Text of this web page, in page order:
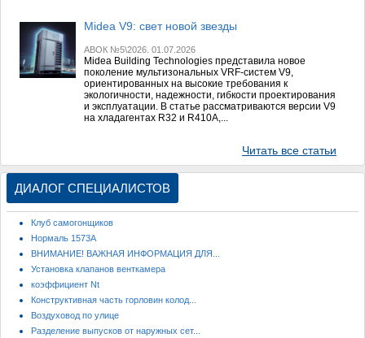
Midea V9: свет новой звезды
АВОК №5\2026. 01.07.2026
Midea Building Technologies представила новое
поколение мультизональных VRF-систем V9,
ориентированных на высокие требования к
экологичности, надежности, гибкости проектирования
и эксплуатации. В статье рассматриваются версии V9
на хладагентах R32 и R410A,...
Читать все статьи
ДИАЛОГ СПЕЦИАЛИСТОВ
Клуб самогонщиков
Нормаль 1573А
ВНИМАНИЕ! ВАЖНАЯ ИНФОРМАЦИЯ ДЛЯ...
Установка клапанов венткамера
коэффициент Nt
Конструктивная часть горловин колод...
Воздуховод по улице
Разделение выпусков от наружных сет...